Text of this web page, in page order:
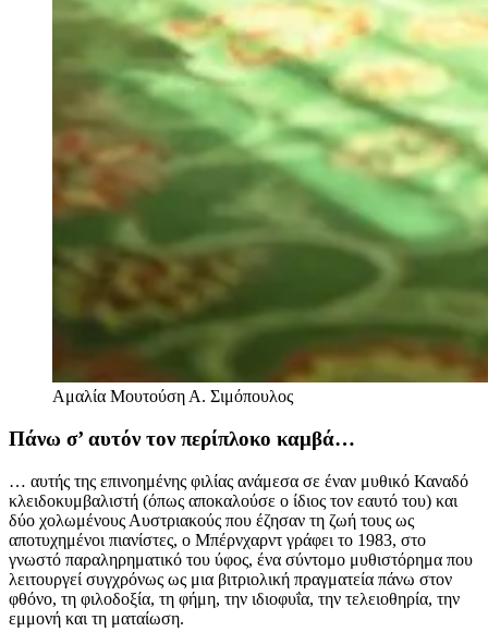
Αμαλία Μουτούση Α. Σιμόπουλος
Πάνω σ’ αυτόν τον περίπλοκο καμβά…
… αυτής της επινοημένης φιλίας ανάμεσα σε έναν μυθικό Καναδό
κλειδοκυμβαλιστή (όπως αποκαλούσε ο ίδιος τον εαυτό του) και
δύο χολωμένους Αυστριακούς που έζησαν τη ζωή τους ως
αποτυχημένοι πιανίστες, ο Μπέρνχαρντ γράφει το 1983, στο
γνωστό παραληρηματικό του ύφος, ένα σύντομο μυθιστόρημα που
λειτουργεί συγχρόνως ως μια βιτριολική πραγματεία πάνω στον
φθόνο, τη φιλοδοξία, τη φήμη, την ιδιοφυΐα, την τελειοθηρία, την
εμμονή και τη ματαίωση.